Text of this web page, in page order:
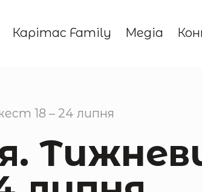
Карітас Family Медіа
18 – 24 липня